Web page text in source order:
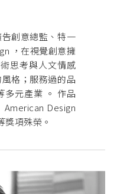
創意總監、特一
，在視覺創意擁
思考與人文情感
格；服務過的品
多元產業 。 作品
Design
項殊榮。